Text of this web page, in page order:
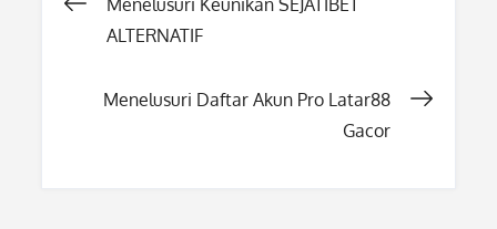
Menelusuri Keunikan SEJATIBET
ALTERNATIF
Menelusuri Daftar Akun Pro Latar88
Gacor